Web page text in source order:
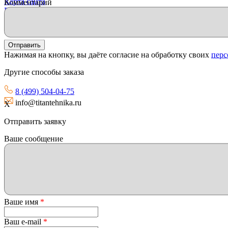
Продвижение сайта "Иллюминатор"
Комментарий
Нажимая на кнопку, вы даёте согласие на обработку своих
Другие способы заказа
8 (499) 504-04-75
info@titantehnika.ru
X
Отправить заявку
Ваше сообщение
Ваше имя *
Ваш e-mail *